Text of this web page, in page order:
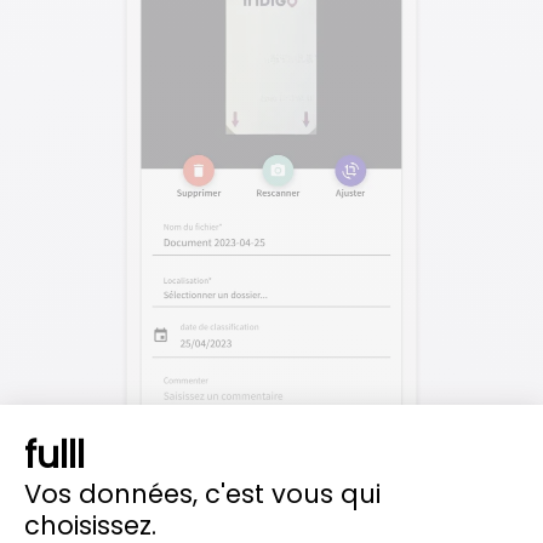
fulll
Vos données, c'est vous qui
choisissez.
Slide 2 of 3.